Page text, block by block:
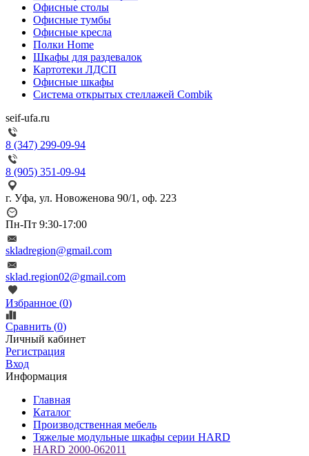
Офисные столы
Офисные тумбы
Офисные кресла
Полки Home
Шкафы для раздевалок
Картотеки ЛДСП
Офисные шкафы
Система открытых стеллажей Combik
seif-ufa.ru
8 (347) 299-09-94
8 (905) 351-09-94
г. Уфа, ул. Новоженова 90/1, оф. 223
Пн-Пт 9:30-17:00
skladregion@gmail.com
sklad.region02@gmail.com
Избранное (0)
Сравнить (0)
Личный кабинет
Регистрация
Вход
Информация
Главная
Каталог
Производственная мебель
Тяжелые модульные шкафы серии HARD
HARD 2000-062011